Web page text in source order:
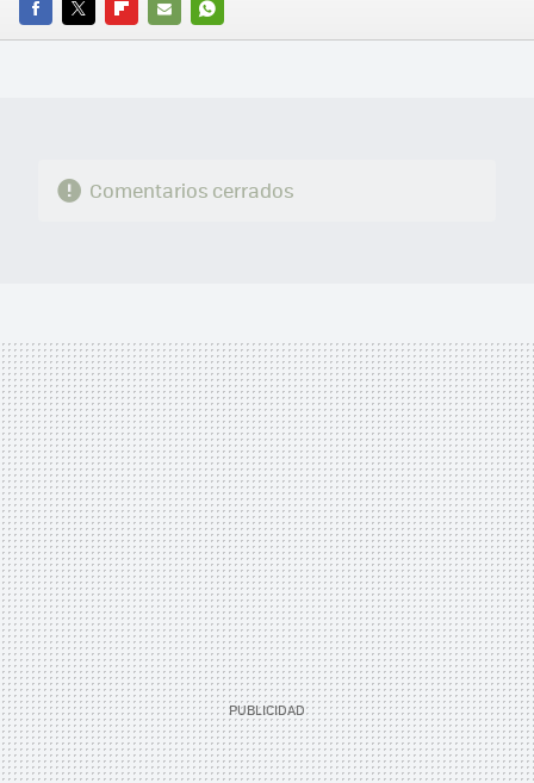
FACEBOOK
TWITTERFLIPBOARD
E-
WHATSAPP
Comentarios cerrados